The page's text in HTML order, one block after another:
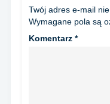
Twój adres e-mail
Wymagane pola są
Komentarz *